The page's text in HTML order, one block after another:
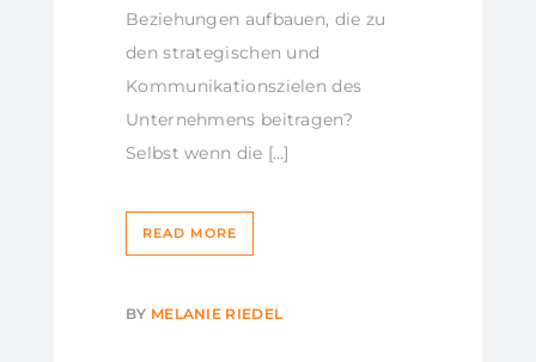
Beziehungen aufbauen, die zu
den strategischen und
Kommunikationszielen des
Unternehmens beitragen?
Selbst wenn die […]
READ MORE
BY MELANIE RIEDEL